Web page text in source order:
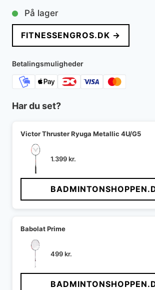
På lager
FITNESSENGROS.DK →
Betalingsmuligheder
Har du set?
Victor Thruster Ryuga Metallic 4U/G5
1.399kr.
Babolat Prime
499kr.